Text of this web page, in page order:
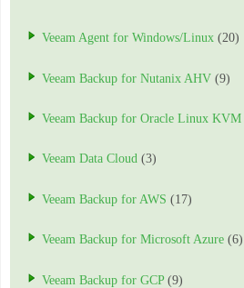
Veeam Agent for Windows/Linux (20)
Veeam Backup for Nutanix AHV (9)
Veeam Backup for Oracle Linux KVM
Veeam Data Cloud (3)
Veeam Backup for AWS (17)
Veeam Backup for Microsoft Azure (6)
Veeam Backup for GCP(9)